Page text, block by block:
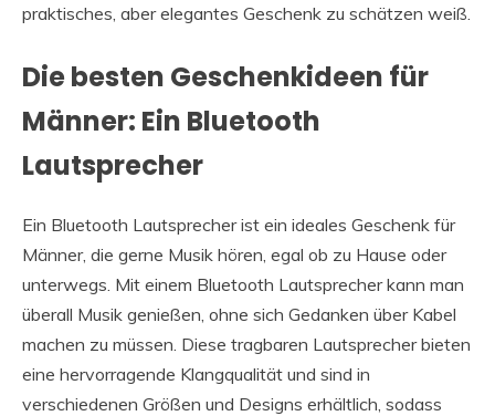
praktisches, aber elegantes Geschenk zu schätzen weiß.
Die besten Geschenkideen für
Männer: Ein Bluetooth
Lautsprecher
Ein Bluetooth Lautsprecher ist ein ideales Geschenk für
Männer, die gerne Musik hören, egal ob zu Hause oder
unterwegs. Mit einem Bluetooth Lautsprecher kann man
überall Musik genießen, ohne sich Gedanken über Kabel
machen zu müssen. Diese tragbaren Lautsprecher bieten
eine hervorragende Klangqualität und sind in
verschiedenen Größen und Designs erhältlich, sodass